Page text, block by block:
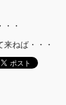
・
ねば・・・